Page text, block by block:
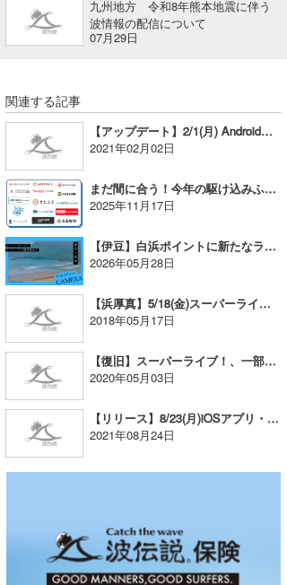
九州地方 令和8年熊本地震に伴う
波情報の配信について
07月29日
関連する記事
【アップデート】2/1(月) Androidアプリ・アップデート版のリリース
2021年02月02日
まだ間に合う！今年の駆け込みふるさと納税に「波伝説年間プラン」
2025年11月17日
【伊豆】白浜ポイントに新たなライブカメラを設置
2026年05月28日
【浜厚真】5/18(金)スーパーライブ！配信一時停止のお知らせ
2018年05月17日
【復旧】スーパーライブ！、一部配信停止の復旧のお知らせ
2020年05月03日
【リリース】8/23(月)iOSアプリ・アップデート版
2021年08月24日
Yoshiyuki Obata
arukasvision
CBA Films
熊谷素子
WAVAL
中浦“JET”章
嵯峨明日香
田原啓江
植村未来
NOBUFUKU
大野”MAR”修聖
喜納海人
☆加藤
+☆maki☆+
chan-U
ECE
G◎Da
H
KID
KOBU
KY
MIN
mitz
VAGY
波伝説